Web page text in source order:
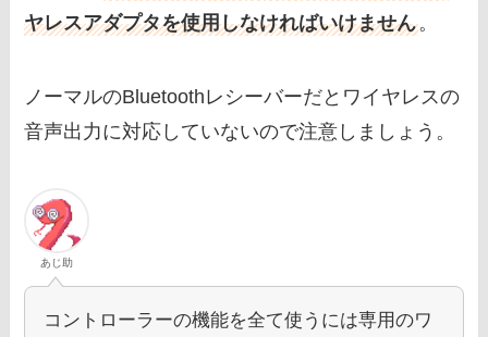
ヤレスアダプタを使用しなければいけません。
ノーマルのBluetoothレシーバーだとワイヤレスの
音声出力に対応していないので注意しましょう。
あじ助
コントローラーの機能を全て使うには専用のワ